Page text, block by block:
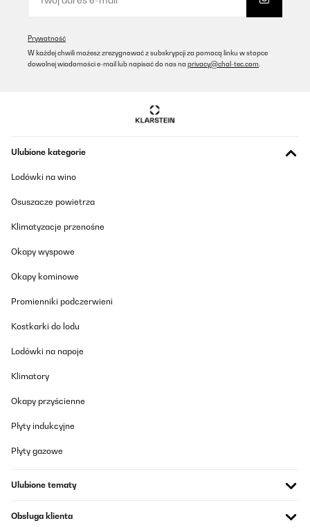
Prywatność
W każdej chwili możesz zrezygnować z subskrypcji za pomocą linku w stopce
dowolnej wiadomości e-mail lub napisać do nas na privacy@chal-tec.com
Ulubione kategorie
Lodówki na wino
Osuszacze powietrza
Klimatyzacje przenośne
Okapy wyspowe
Okapy kominowe
Promienniki podczerwieni
Kostkarki do lodu
Lodówki na napoje
Klimatory
Okapy przyścienne
Płyty indukcyjne
Płyty gazowe
Ulubione tematy
Obsługa klienta